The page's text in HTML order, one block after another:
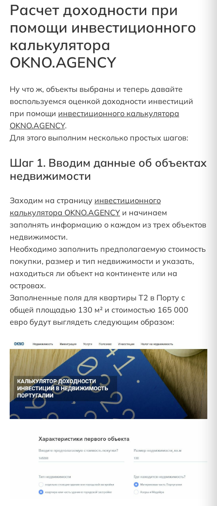
Расчет доходности при
помощи инвестиционного
калькулятора
OKNO.AGENCY
Ну что ж, объекты выбраны и теперь давайте
воспользуемся оценкой доходности инвестиций
при помощи инвестиционного калькулятора
OKNO.AGENCY.
Для этого выполним несколько простых шагов:
Шаг 1. Вводим данные об объектах
недвижимости
Заходим на страницу инвестиционного
калькулятора OKNO.AGENCY и начинаем
заполнять информацию о каждом из трех объектов
недвижимости.
Необходимо заполнить предполагаемую стоимость
покупки, размер и тип недвижимости и указать,
находиться ли объект на континенте или на
островах.
Заполненные поля для квартиры T2 в Порту с
общей площадью 130 м² и стоимостью 165 000
евро будут выглядеть следующим образом: